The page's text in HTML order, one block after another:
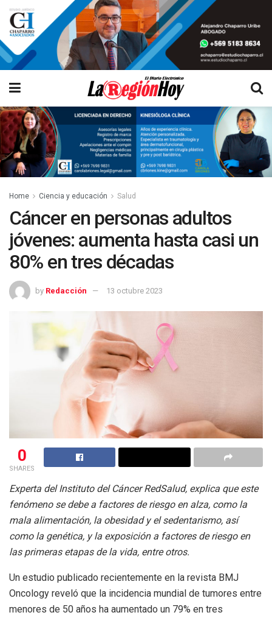
Home Ciencia y educación Salud
Cáncer en personas adultos
jóvenes: aumenta hasta casi un
80% en tres décadas
by Redacción 13 octubre 2023
0
SHARES
Experta del Instituto del Cáncer RedSalud, explica que este
fenómeno se debe a factores de riesgo en alza, como la
mala alimentación, la obesidad y el sedentarismo, así
como la genética, y la exposición a factores de riesgo en
las primeras etapas de la vida, entre otros.
Un estudio publicado recientemente en la revista BMJ
Oncology reveló que la incidencia mundial de tumores entre
menores de 50 años ha aumentado un 79% en tres